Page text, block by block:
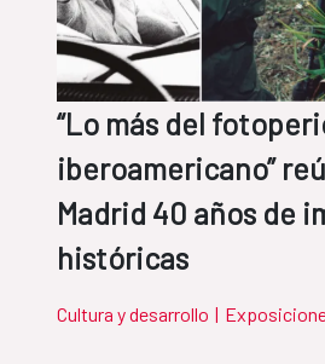
“Lo más del
iberoamericano”
Madrid 40 años de
históricas
Cultura y desarrollo |